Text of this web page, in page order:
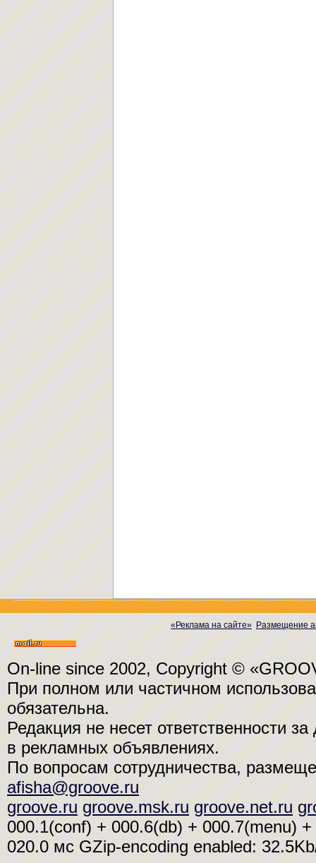
«Реклама на сайте» Размещение
On-line since 2002, Copyright ©
При полном или частичном
обязательна.
Редакция не несет ответственности
в рекламных объявлениях.
По вопросам сотрудничества,
afisha@groove.ru
groove.ru groove.msk.ru groove.net.ru
000.1(conf) + 000.6(db) + 000.7(menu)
020.0 мсGZip-encoding enabled: